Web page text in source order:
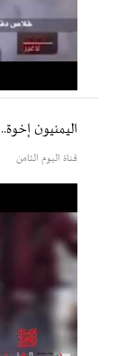
اليمنيون
قناة اليوم الثامن